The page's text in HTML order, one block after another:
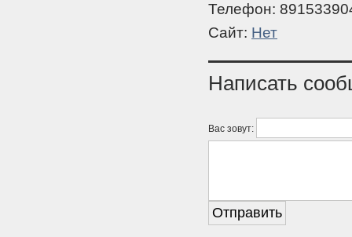
Телефон:
Сайт: Нет
Написать
Вас зовут: